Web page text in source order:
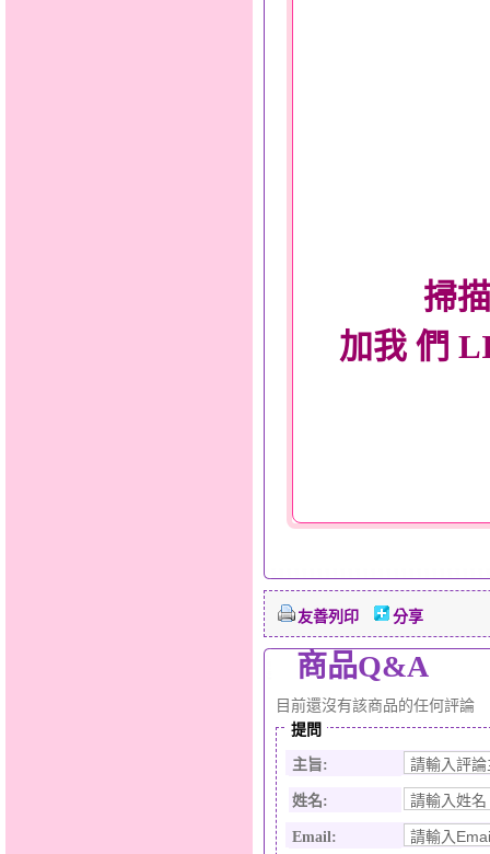
掃
加我 們
友善列印 分享
商品Q&A
目前還沒有該商品的任何評論
提問
主旨:
姓名:
Email: